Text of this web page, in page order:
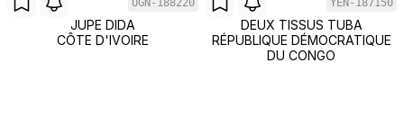
UGN-188220
JUPE DIDA
CÔTE D'IVOIRE
YEN-187150
DEUX TISSUS TUBA
RÉPUBLIQUE DÉMOCRATIQUE
DU CONGO